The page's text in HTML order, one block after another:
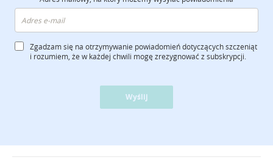
Zgadzam się na otrzymywanie powiadomień dotyczących szczeniąt
i rozumiem, że w każdej chwili mogę zrezygnować z subskrypcji.
Wyślij